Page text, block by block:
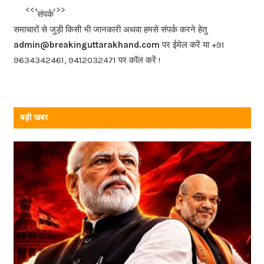
b
o
o
k
<<<
संपर्क
>>>
समाचारों से जुड़ी किसी भी जानकारी अथवा हमसे संपर्क करने हेतु
admin@breakinguttarakhand.com पर ईमेल करें या +91
9634342461, 9412032471 पर कॉल करें !
बड़ी खबर